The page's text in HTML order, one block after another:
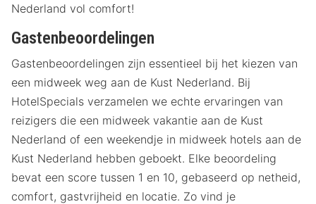
Nederland vol comfort!
Gastenbeoordelingen
Gastenbeoordelingen zijn essentieel bij het kiezen van
een midweek weg aan de Kust Nederland. Bij
HotelSpecials verzamelen we echte ervaringen van
reizigers die een midweek vakantie aan de Kust
Nederland of een weekendje in midweek hotels aan de
Kust Nederland hebben geboekt. Elke beoordeling
bevat een score tussen 1 en 10, gebaseerd op netheid,
comfort, gastvrijheid en locatie. Zo vind je